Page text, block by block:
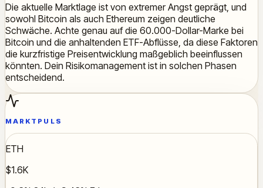
Die aktuelle Marktlage ist von extremer Angst geprägt, und
sowohl Bitcoin als auch Ethereum zeigen deutliche
Schwäche. Achte genau auf die 60.000-Dollar-Marke bei
Bitcoin und die anhaltenden ETF-Abflüsse, da diese Faktoren
die kurzfristige Preisentwicklung maßgeblich beeinflussen
könnten. Dein Risikomanagement ist in solchen Phasen
entscheidend.
MARKTPULS
ETH
$1.6K